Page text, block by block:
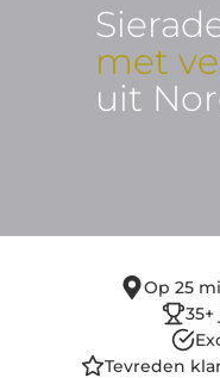
met
uit
Op 25
Tevreden